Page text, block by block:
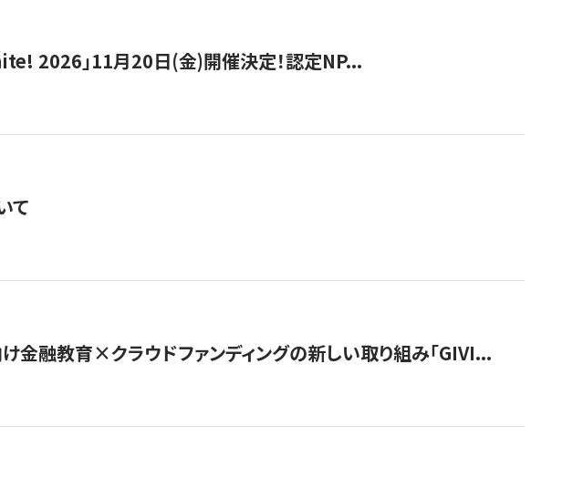
2026」11月20日(金)開催決定！認定NP...
て
金融教育×クラウドファンディングの新しい取り組み「GIVI...